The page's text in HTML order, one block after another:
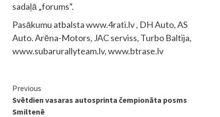
sadaļā „forums”.
Pasākumu atbalsta www.4rati.lv , DH Auto, AS
Auto. Arēna-Motors, JAC serviss, Turbo Baltija,
www.subarurallyteam.lv, www.btrase.lv
Continue
Reading
Previous
Svētdien vasaras autosprinta čempionāta posms
Smiltenē